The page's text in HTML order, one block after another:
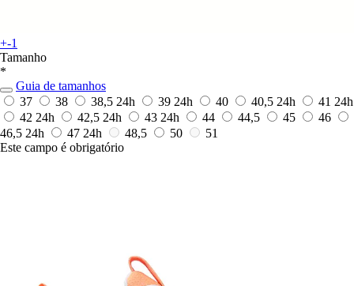
+-1
Tamanho
*
Guia de tamanhos
37
38 38,5 24h 39 24h 40 40,5 24h 41 24h
42 24h 42,5 24h 43 24h 44 44,5 45
46
46,5 24h 47 24h 48,5 50
51
Este campo é obrigatório